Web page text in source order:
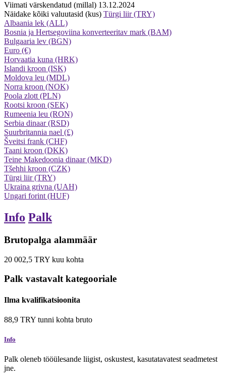
Viimati värskendatud (millal) 13.12.2024
Näidake kõiki valuutasid (kus) Türgi liir (TRY)
Albaania lek (ALL)
Bosnia ja Hertsegoviina konverteeritav mark (BAM)
Bulgaaria lev (BGN)
Euro (€)
Horvaatia kuna (HRK)
Islandi kroon (ISK)
Moldova leu (MDL)
Norra kroon (NOK)
Poola zlott (PLN)
Rootsi kroon (SEK)
Rumeenia leu (RON)
Serbia dinaar (RSD)
Suurbritannia nael (£)
Šveitsi frank (CHF)
Taani kroon (DKK)
Teine Makedoonia dinaar (MKD)
Tšehhi kroon (CZK)
Türgi liir (TRY)
Ukraina grivna (UAH)
Ungari forint (HUF)
Info Palk
Brutopalga alammäär
20 002,5 TRY kuu kohta
Palk vastavalt kategooriale
Ilma kvalifikatsioonita
88,9 TRY tunni kohta bruto
Info
Palk oleneb tööülesande liigist, oskustest, kasutatavatest seadmetest
jne.